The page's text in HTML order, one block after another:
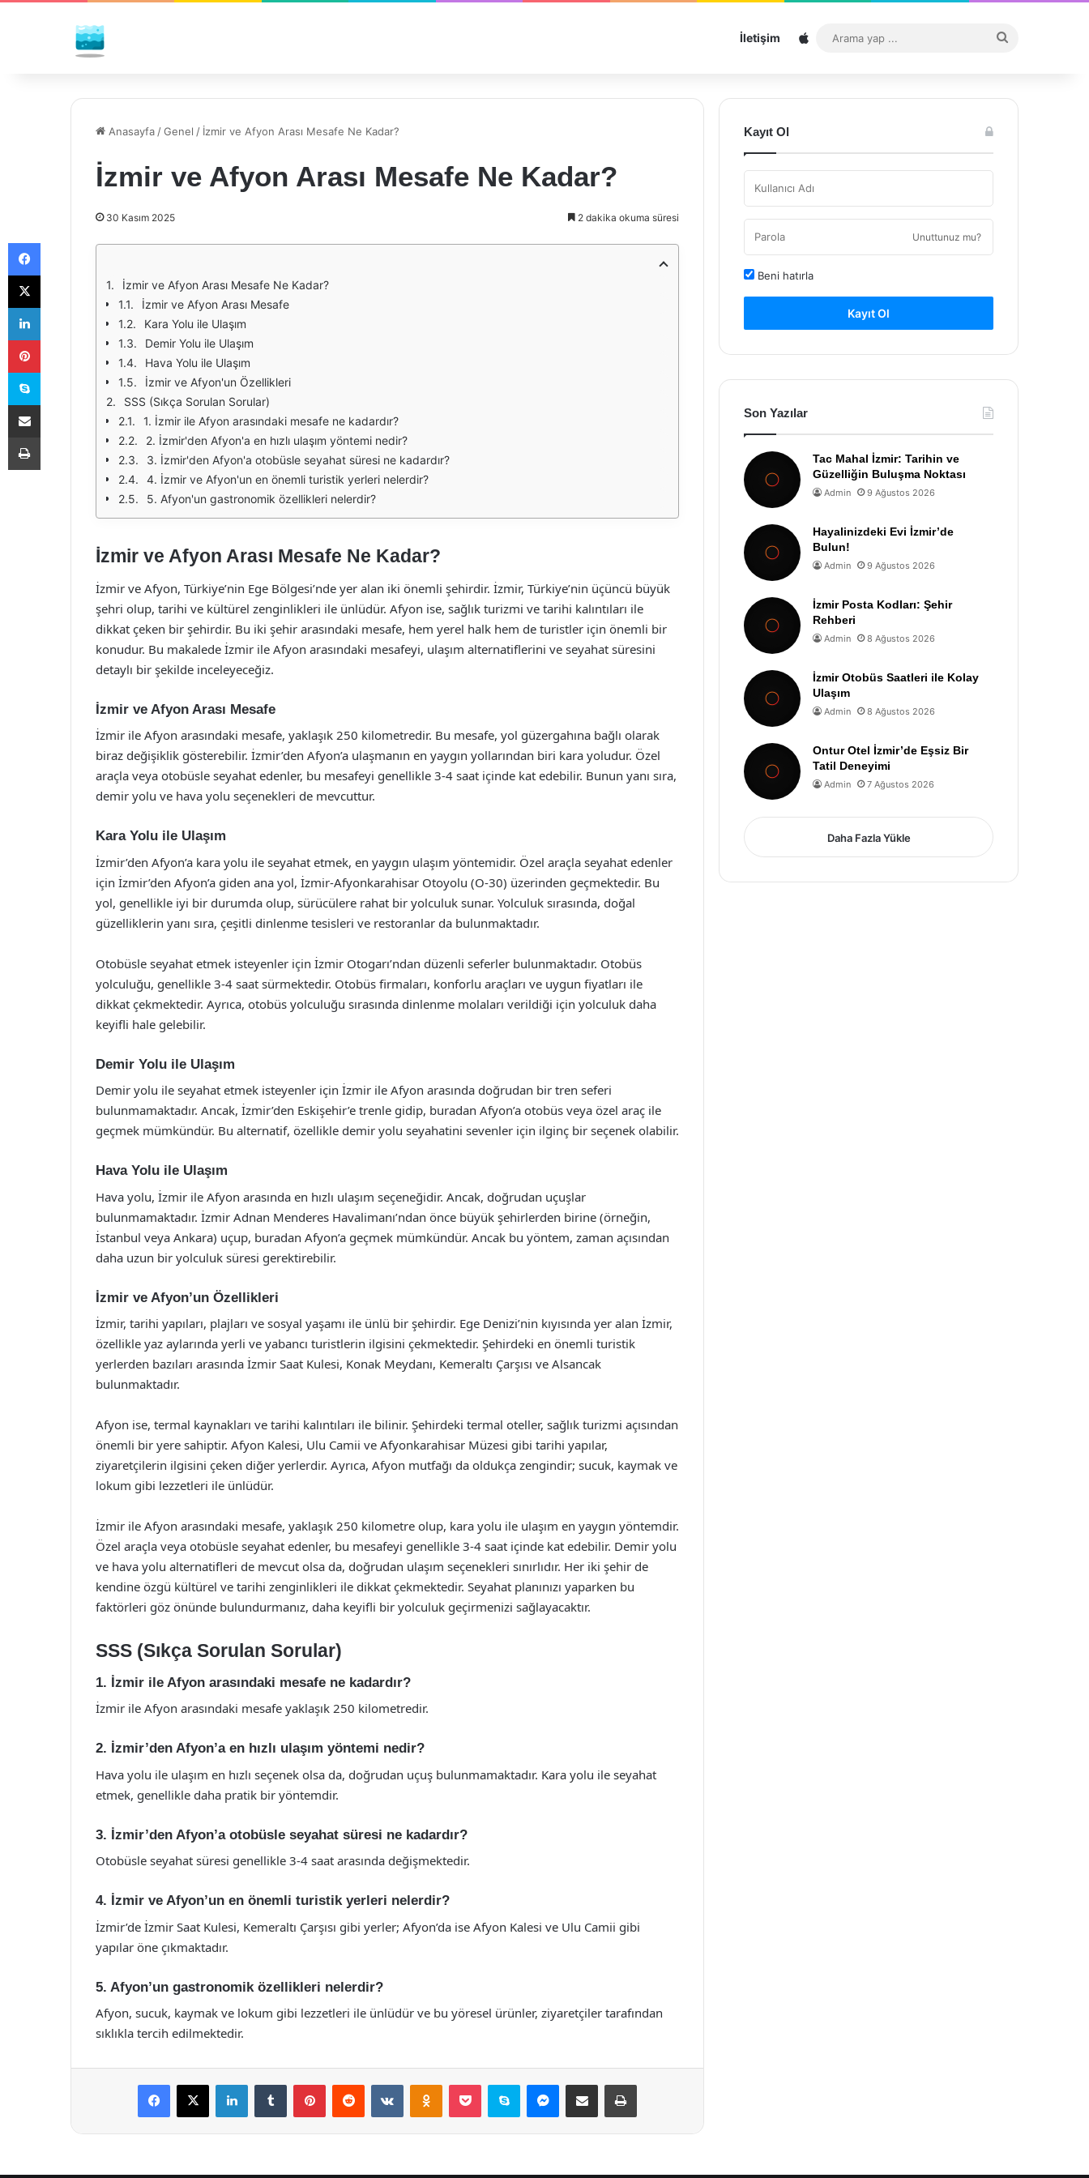
İletişim Sitemap
...
Anasayfa /Genel / İzmir ve Afyon Arası Mesafe Ne Kadar?
İzmir ve Afyon Arası Mesafe Ne Kadar?
30 Kasım 2025 2 dakika okuma süresi
İzmir ve Afyon Arası Mesafe Ne Kadar?
İzmir ve Afyon Arası Mesafe
Kara Yolu ile Ulaşım
Demir Yolu ile Ulaşım
Hava Yolu ile Ulaşım
İzmir ve Afyon'un Özellikleri
SSS (Sıkça Sorulan Sorular)
1. İzmir ile Afyon arasındaki mesafe ne kadardır?
2. İzmir'den Afyon'a en hızlı ulaşım yöntemi nedir?
3. İzmir'den Afyon'a otobüsle seyahat süresi ne kadardır?
4. İzmir ve Afyon'un en önemli turistik yerleri nelerdir?
5. Afyon'un gastronomik özellikleri nelerdir?
İzmir ve Afyon Arası Mesafe Ne Kadar?
İzmir ve Afyon, Türkiye’nin Ege Bölgesi’nde yer alan iki önemli şehirdir. İzmir, Türkiye’nin üçüncü büyük
şehri olup, tarihi ve kültürel zenginlikleri ile ünlüdür. Afyon ise, sağlık turizmi ve tarihi kalıntıları ile
dikkat çeken bir şehirdir. Bu iki şehir arasındaki mesafe, hem yerel halk hem de turistler için önemli bir
konudur. Bu makalede İzmir ile Afyon arasındaki mesafeyi, ulaşım alternatiflerini ve seyahat süresini
detaylı bir şekilde inceleyeceğiz.
İzmir ve Afyon Arası Mesafe
İzmir ile Afyon arasındaki mesafe, yaklaşık 250 kilometredir. Bu mesafe, yol güzergahına bağlı olarak
biraz değişiklik gösterebilir. İzmir’den Afyon’a ulaşmanın en yaygın yollarından biri kara yoludur. Özel
araçla veya otobüsle seyahat edenler, bu mesafeyi genellikle 3-4 saat içinde kat edebilir. Bunun yanı sıra,
demir yolu ve hava yolu seçenekleri de mevcuttur.
Kara Yolu ile Ulaşım
İzmir’den Afyon’a kara yolu ile seyahat etmek, en yaygın ulaşım yöntemidir. Özel araçla seyahat edenler
için İzmir’den Afyon’a giden ana yol, İzmir-Afyonkarahisar Otoyolu (O-30) üzerinden geçmektedir. Bu
yol, genellikle iyi bir durumda olup, sürücülere rahat bir yolculuk sunar. Yolculuk sırasında, doğal
güzelliklerin yanı sıra, çeşitli dinlenme tesisleri ve restoranlar da bulunmaktadır.
Otobüsle seyahat etmek isteyenler için İzmir Otogarı’ndan düzenli seferler bulunmaktadır. Otobüs
yolculuğu, genellikle 3-4 saat sürmektedir. Otobüs firmaları, konforlu araçları ve uygun fiyatları ile
dikkat çekmektedir. Ayrıca, otobüs yolculuğu sırasında dinlenme molaları verildiği için yolculuk daha
keyifli hale gelebilir.
Demir Yolu ile Ulaşım
Demir yolu ile seyahat etmek isteyenler için İzmir ile Afyon arasında doğrudan bir tren seferi
bulunmamaktadır. Ancak, İzmir’den Eskişehir’e trenle gidip, buradan Afyon’a otobüs veya özel araç ile
geçmek mümkündür. Bu alternatif, özellikle demir yolu seyahatini sevenler için ilginç bir seçenek olabilir.
Hava Yolu ile Ulaşım
Hava yolu, İzmir ile Afyon arasında en hızlı ulaşım seçeneğidir. Ancak, doğrudan uçuşlar
bulunmamaktadır. İzmir Adnan Menderes Havalimanı’ndan önce büyük şehirlerden birine (örneğin,
İstanbul veya Ankara) uçup, buradan Afyon’a geçmek mümkündür. Ancak bu yöntem, zaman açısından
daha uzun bir yolculuk süresi gerektirebilir.
İzmir ve Afyon’un Özellikleri
İzmir, tarihi yapıları, plajları ve sosyal yaşamı ile ünlü bir şehirdir. Ege Denizi’nin kıyısında yer alan İzmir,
özellikle yaz aylarında yerli ve yabancı turistlerin ilgisini çekmektedir. Şehirdeki en önemli turistik
yerlerden bazıları arasında İzmir Saat Kulesi, Konak Meydanı, Kemeraltı Çarşısı ve Alsancak
bulunmaktadır.
Afyon ise, termal kaynakları ve tarihi kalıntıları ile bilinir. Şehirdeki termal oteller, sağlık turizmi açısından
önemli bir yere sahiptir. Afyon Kalesi, Ulu Camii ve Afyonkarahisar Müzesi gibi tarihi yapılar,
ziyaretçilerin ilgisini çeken diğer yerlerdir. Ayrıca, Afyon mutfağı da oldukça zengindir; sucuk, kaymak ve
lokum gibi lezzetleri ile ünlüdür.
İzmir ile Afyon arasındaki mesafe, yaklaşık 250 kilometre olup, kara yolu ile ulaşım en yaygın yöntemdir.
Özel araçla veya otobüsle seyahat edenler, bu mesafeyi genellikle 3-4 saat içinde kat edebilir. Demir yolu
ve hava yolu alternatifleri de mevcut olsa da, doğrudan ulaşım seçenekleri sınırlıdır. Her iki şehir de
kendine özgü kültürel ve tarihi zenginlikleri ile dikkat çekmektedir. Seyahat planınızı yaparken bu
faktörleri göz önünde bulundurmanız, daha keyifli bir yolculuk geçirmenizi sağlayacaktır.
SSS (Sıkça Sorulan Sorular)
1. İzmir ile Afyon arasındaki mesafe ne kadardır?
İzmir ile Afyon arasındaki mesafe yaklaşık 250 kilometredir.
2. İzmir’den Afyon’a en hızlı ulaşım yöntemi nedir?
Hava yolu ile ulaşım en hızlı seçenek olsa da, doğrudan uçuş bulunmamaktadır. Kara yolu ile seyahat
etmek, genellikle daha pratik bir yöntemdir.
3. İzmir’den Afyon’a otobüsle seyahat süresi ne kadardır?
Otobüsle seyahat süresi genellikle 3-4 saat arasında değişmektedir.
4. İzmir ve Afyon’un en önemli turistik yerleri nelerdir?
İzmir’de İzmir Saat Kulesi, Kemeraltı Çarşısı gibi yerler; Afyon’da ise Afyon Kalesi ve Ulu Camii gibi
yapılar öne çıkmaktadır.
5. Afyon’un gastronomik özellikleri nelerdir?
Afyon, sucuk, kaymak ve lokum gibi lezzetleri ile ünlüdür ve bu yöresel ürünler, ziyaretçiler tarafından
sıklıkla tercih edilmektedir.
Facebook
X LinkedInTumblr PinterestReddit VKontakteOdnoklassniki
Pocket Skype Messenger
E-Posta ile paylaş Yazdır
Kayıt Ol
Unuttunuz mu?
Beni hatırla
Kayıt Ol
Son Yazılar
Tac Mahal İzmir: Tarihin ve
Güzelliğin Buluşma Noktası
Admin 9 Ağustos 2026
Hayalinizdeki Evi İzmir’de
Bulun!
Admin 9 Ağustos 2026
İzmir Posta Kodları: Şehir
Rehberi
Admin 8 Ağustos 2026
İzmir Otobüs Saatleri ile Kolay
Ulaşım
Admin 8 Ağustos 2026
Ontur Otel İzmir’de Eşsiz Bir
Tatil Deneyimi
Admin 7 Ağustos 2026
Daha Fazla Yükle
Facebook
X
LinkedIn
Pinterest
Skype
E-Posta ile paylaş